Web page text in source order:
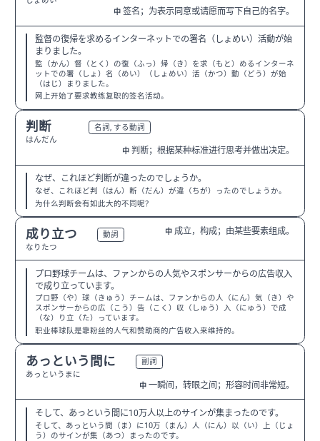
中 签名；为表示同意或请愿而写下自己的名字。
監督の復帰を求めるインターネットでの署名（しょめい）活動が始
まりました。
監（かん）督（とく）の復（ふっ）帰（き）を求（もと）めるインターネ
ットでの署（しょ）名（めい）（しょめい）活（かつ）動（どう）が始
（はじ）まりました。
网上开始了要求教练复职的签名活动。
判断
はんだん
名詞, する動詞
中 判断；根据某种标准进行思考并做出决定。
なぜ、これほど判断が違ったのでしょうか。
なぜ、これほど判（はん）断（だん）が違（ちが）ったのでしょうか。
为什么判断会有如此大的不同呢？
成り立つ
なりたつ
動詞 中 成立，构成；由某些要素组成。
プロ野球チームは、ファンからの人気やスポンサーからの広告収入
で成り立っています。
プロ野（や）球（きゅう）チームは、ファンからの人（にん）気（き）や
スポンサーからの広（こう）告（こく）収（しゅう）入（にゅう）で成
（な）り立（た）っています。
职业棒球队是靠粉丝的人气和赞助商的广告收入来维持的。
あっという間に
あっというまに
副詞
中 一瞬间，转眼之间；形容时间非常短。
そして、あっという間に10万人以上のサインが集まったのです。
そして、あっという間（ま）に10万（まん）人（にん）以（い）上（じょ
う）のサインが集（あつ）まったのです。